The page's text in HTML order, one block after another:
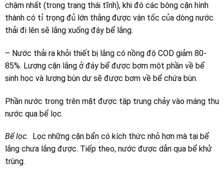
chậm nhất (trong trạng thái tĩnh), khi đó các bông cặn hình
thành có tỉ trọng đủ lớn thắng được vận tốc của dòng nước
thải đi lên sẽ lắng xuống đáy bể lắng.
– Nước thải ra khỏi thiết bị lắng có nồng độ COD giảm 80-
85%. Lượng cặn lắng ở đáy bể được bơm một phần về bể
sinh học và lượng bùn dư sẽ được bơm về bể chứa bùn.
Phần nước trong trên mặt được tập trung chảy vào máng thu
nước qua bể lọc.
Bể lọc. Lọc những cặn bẩn có kích thức nhỏ hơn mà tại bể
lắng chưa lắng được. Tiếp theo, nước được dẫn qua bể khử
trùng.